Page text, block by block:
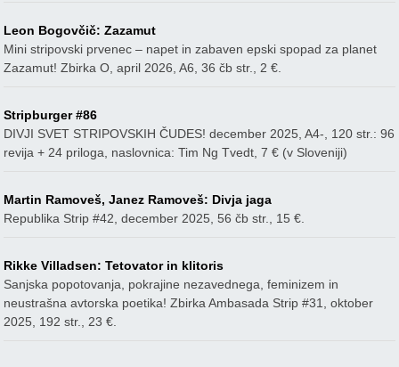
Leon Bogovčič: Zazamut
Mini stripovski prvenec – napet in zabaven epski spopad za planet
Zazamut! Zbirka O, april 2026, A6, 36 čb str., 2 €.
Stripburger #86
DIVJI SVET STRIPOVSKIH ČUDES! december 2025, A4-, 120 str.: 96
revija + 24 priloga, naslovnica: Tim Ng Tvedt, 7 € (v Sloveniji)
Martin Ramoveš, Janez Ramoveš: Divja jaga
Republika Strip #42, december 2025, 56 čb str., 15 €.
Rikke Villadsen: Tetovator in klitoris
Sanjska popotovanja, pokrajine nezavednega, feminizem in
neustrašna avtorska poetika! Zbirka Ambasada Strip #31, oktober
2025, 192 str., 23 €.